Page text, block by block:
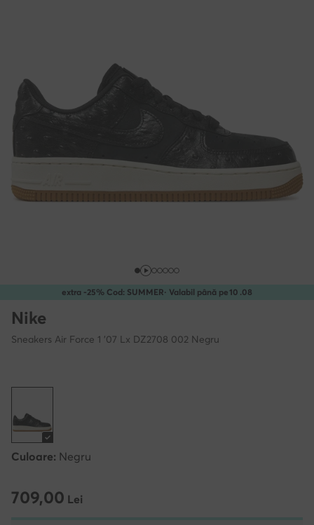
extra -25% Cod: SUMMER· Valabil până pe10 .08
Nike
Sneakers Air Force 1 '07 Lx DZ2708 002 Negru
Culoare: Negru
709,00 Lei
709,00 Lei